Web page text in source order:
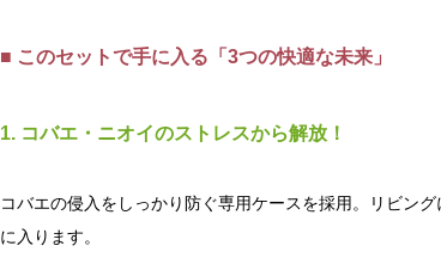
■ このセットで手に入る「3つの快適な未来」
1. コバエ・ニオイのストレスから解放！
コバエの侵入をしっかり防ぐ専用ケースを採用。リビン
に入ります。